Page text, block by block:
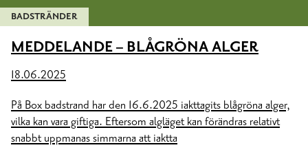
BADSTRÄNDER
MEDDELANDE – BLÅGRÖNA ALGER
18.06.2025
På Box badstrand har den 16.6.2025 iakttagits blågröna alger,
vilka kan vara giftiga. Eftersom algläget kan förändras relativt
snabbt uppmanas simmarna att iaktta